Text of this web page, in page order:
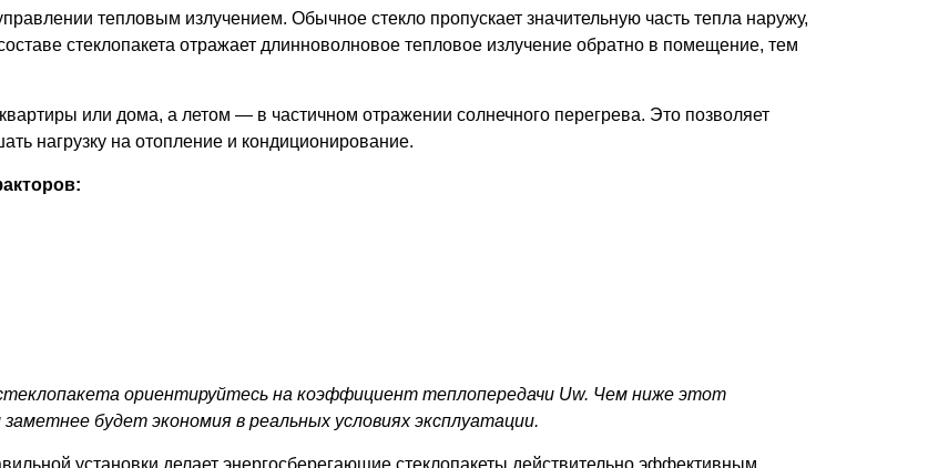
тепловым излучением. Обычное стекло пропускает значительную часть тепла наружу,
стеклопакета отражает длинноволновое тепловое излучение обратно в помещение, тем
или дома, а летом — в частичном отражении солнечного перегрева. Это позволяет
нагрузку на отопление и кондиционирование.
ориентируйтесь на коэффициент теплопередачи Uw. Чем ниже этот
будет экономия в реальных условиях эксплуатации.